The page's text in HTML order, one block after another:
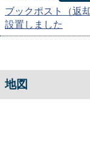
ブックポスト（返
設置しました
地図